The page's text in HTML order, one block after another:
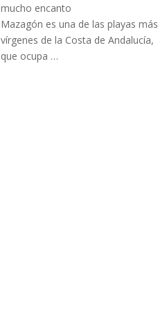
mucho encanto
Mazagón es una de las playas más
vírgenes de la Costa de Andalucía,
que ocupa …